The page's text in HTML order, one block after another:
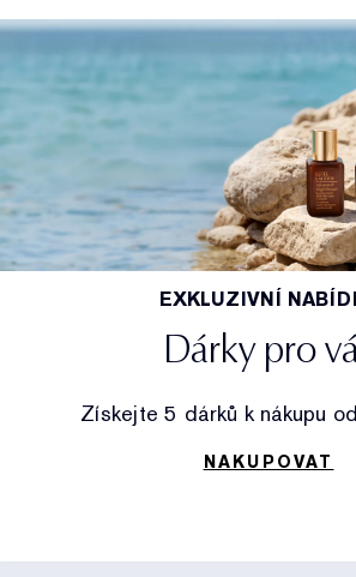
EXKLUZIVNÍ
Dárky pro
Získejte 5 dárků k nákupu
NAKUPOVAT